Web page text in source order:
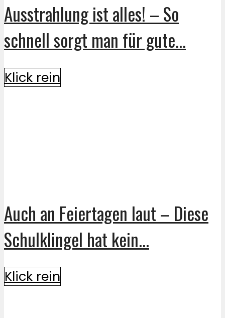
Ausstrahlung ist alles! – So
schnell sorgt man für gute...
Klick rein
Auch an Feiertagen laut – Diese
Schulklingel hat kein...
Klick rein